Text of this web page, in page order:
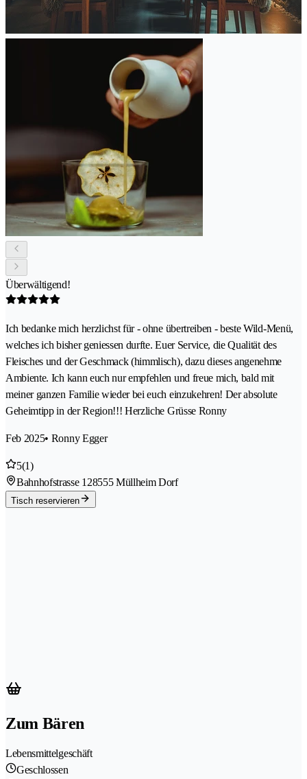
Überwältigend!
Ich bedanke mich herzlichst für - ohne übertreiben - beste Wild-Menü,
welches ich bisher geniessen durfte. Euer Service, die Qualität des
Fleisches und der Geschmack (himmlisch), dazu dieses angenehme
Ambiente. Ich kann euch nur empfehlen und freue mich, bald mit
meiner ganzen Familie wieder bei euch einzukehren! Der absolute
Geheimtipp in der Region!!! Herzliche Grüsse Ronny
Feb 2025• Ronny Egger
5(1)
Bahnhofstrasse 128555 Müllheim Dorf
Tisch reservieren
Zum Bären
Lebensmittelgeschäft
Geschlossen